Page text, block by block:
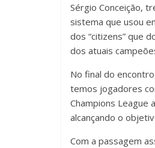
Sérgio Conceição,
sistema que usou
dos “citizens” que
dos atuais
No final do
temos jogadores
Champions League
alcançando o
Com a passagem